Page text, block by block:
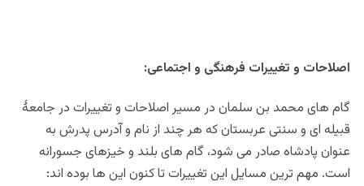
اصلاحات و تغییرات فرهنگی و اجتماعی:
گام های محمد بن سلمان در مسیر اصلاحات و تغییرات در جامعۀ
قبیله ای و سنتی عربستان که هر چند از نام و آدرس پدرش به
عنوان پادشاه صادر می شود، گام های بلند و خیزهای جسورانه
است. مهم ترین مسایل این تغییرات تا کنون این ها بوده اند: